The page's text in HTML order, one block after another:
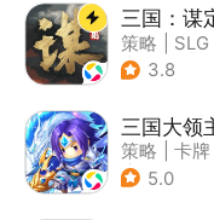
三国：谋
策略 SLG
| 中国风
3.8
三国大领
策略 卡牌
| 卡通
5.0